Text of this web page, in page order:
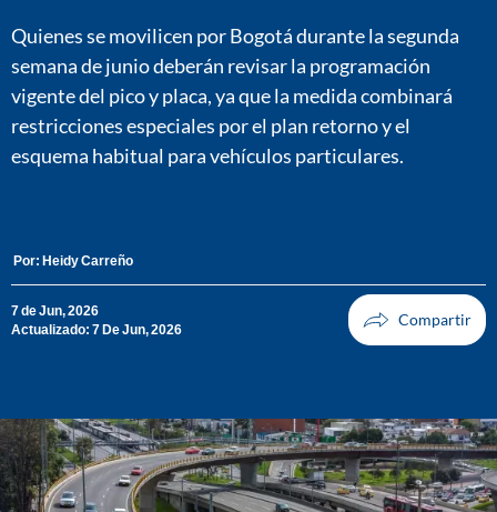
Quienes se movilicen por Bogotá durante la segunda
semana de junio deberán revisar la programación
vigente del pico y placa, ya que la medida combinará
restricciones especiales por el plan retorno y el
esquema habitual para vehículos particulares.
Por: Heidy Carreño
7 de Jun, 2026
Actualizado: 7 De Jun, 2026